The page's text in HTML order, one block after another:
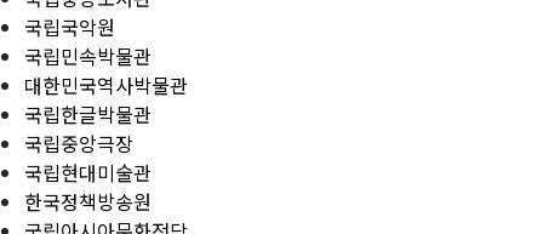
국립국악원
국립민속박물관
대한민국역사박물관
국립한글박물관
국립중앙극장
국립현대미술관
한국정책방송원